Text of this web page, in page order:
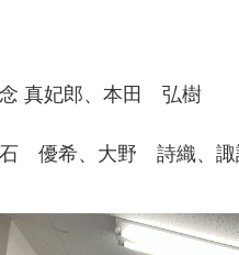
真妃郎、本田 弘樹
石 優希、大野 詩織、